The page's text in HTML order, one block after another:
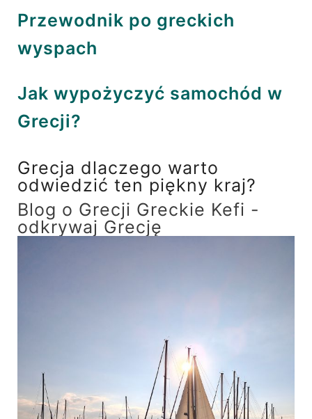
Przewodnik po greckich
wyspach
Jak wypożyczyć samochód w
Grecji?
Grecja dlaczego warto
odwiedzić ten piękny kraj?
Blog o Grecji Greckie Kefi -
odkrywaj Grecję